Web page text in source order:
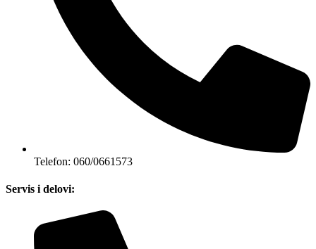
Telefon: 060/0661573
Servis i delovi: